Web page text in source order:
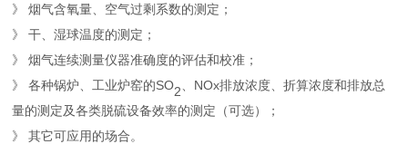
》 烟气含氧量、空气过剩系数的测定；
》 干、湿球温度的测定；
》 烟气连续测量仪器准确度的评估和校准；
》 各种锅炉、工业炉窑的SO2 NOx排放浓度、折算浓度和排放总
量的测定及各类脱硫设备效率的测定（可选）；
》 其它可应用的场合。